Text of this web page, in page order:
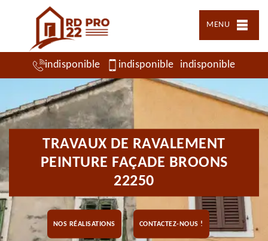
MENU
indisponible indisponible indisponible
TRAVAUX DE RAVALEMENT
PEINTURE FAÇADE BROONS
22250
NOS RÉALISATIONS CONTACTEZ-NOUS !